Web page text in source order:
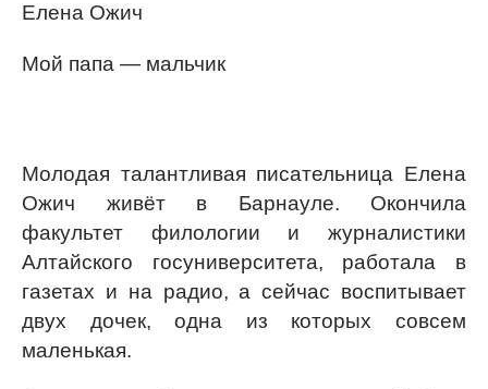
Елена Ожич
Мой папа — мальчик
Молодая талантливая писательница Елена
Ожич живёт в Барнауле. Окончила
факультет филологии и журналистики
Алтайского госуниверситета, работала в
газетах и на радио, а сейчас воспитывает
двух дочек, одна из которых совсем
маленькая.